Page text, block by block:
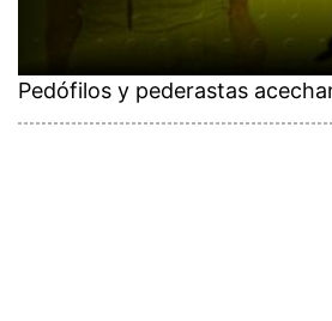
Pedófilos y pederastas